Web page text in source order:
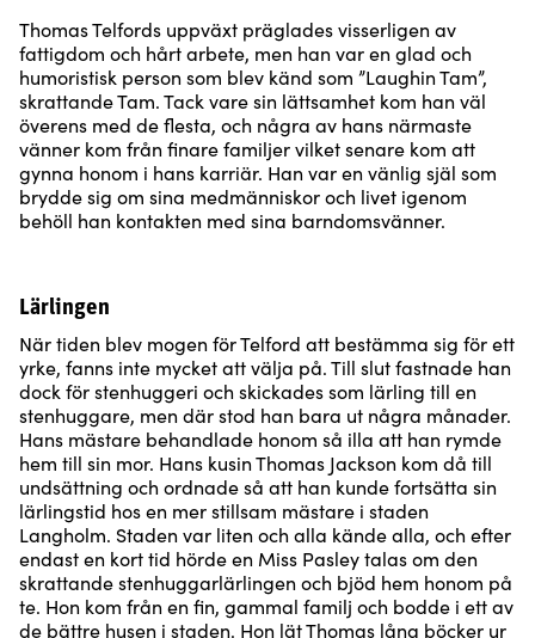
Thomas Telfords uppväxt präglades visserligen av
fattigdom och hårt arbete, men han var en glad och
humoristisk person som blev känd som ”Laughin Tam”,
skrattande Tam. Tack vare sin lättsamhet kom han väl
överens med de flesta, och några av hans närmaste
vänner kom från finare familjer vilket senare kom att
gynna honom i hans karriär. Han var en vänlig själ som
brydde sig om sina medmänniskor och livet igenom
behöll han kontakten med sina barndomsvänner.
Lärlingen
När tiden blev mogen för Telford att bestämma sig för ett
yrke, fanns inte mycket att välja på. Till slut fastnade han
dock för stenhuggeri och skickades som lärling till en
stenhuggare, men där stod han bara ut några månader.
Hans mästare behandlade honom så illa att han rymde
hem till sin mor. Hans kusin Thomas Jackson kom då till
undsättning och ordnade så att han kunde fortsätta sin
lärlingstid hos en mer stillsam mästare i staden
Langholm. Staden var liten och alla kände alla, och efter
endast en kort tid hörde en Miss Pasley talas om den
skrattande stenhuggarlärlingen och bjöd hem honom på
te. Hon kom från en fin, gammal familj och bodde i ett av
de bättre husen i staden. Hon lät Thomas låna böcker ur